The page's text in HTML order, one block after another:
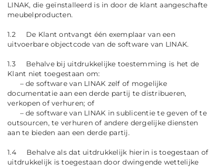
LINAK, die geïnstalleerd is in door de klant aangeschafte
meubelproducten.
1.2 De Klant ontvangt één exemplaar van een
uitvoerbare objectcode van de software van LINAK.
1.3 Behalve bij uitdrukkelijke toestemming is het de
Klant niet toegestaan om:
– de software van LINAK zelf of mogelijke
documentatie aan een derde partij te distribueren,
verkopen of verhuren; of
– de software van LINAK in sublicentie te geven of te
outsourcen, te verhuren of andere dergelijke diensten
aan te bieden aan een derde partij.
1.4 Behalve als dat uitdrukkelijk hierin is toegestaan of
uitdrukkelijk is toegestaan door dwingende wettelijke